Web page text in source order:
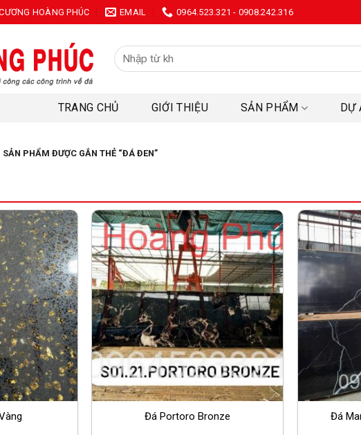
HOÀNG PHÚC EMAIL 0964.523.321 - 0908.242.316
Tìm
kiếm:
TRANG CHỦ GIỚI THIỆU SẢN PHẨM DỰ
SẢN PHẨM ĐƯỢC GẮN THẺ “ĐÁ ĐEN”
Đá Portoro Bronze Đá